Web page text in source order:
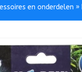
en onderdelen »